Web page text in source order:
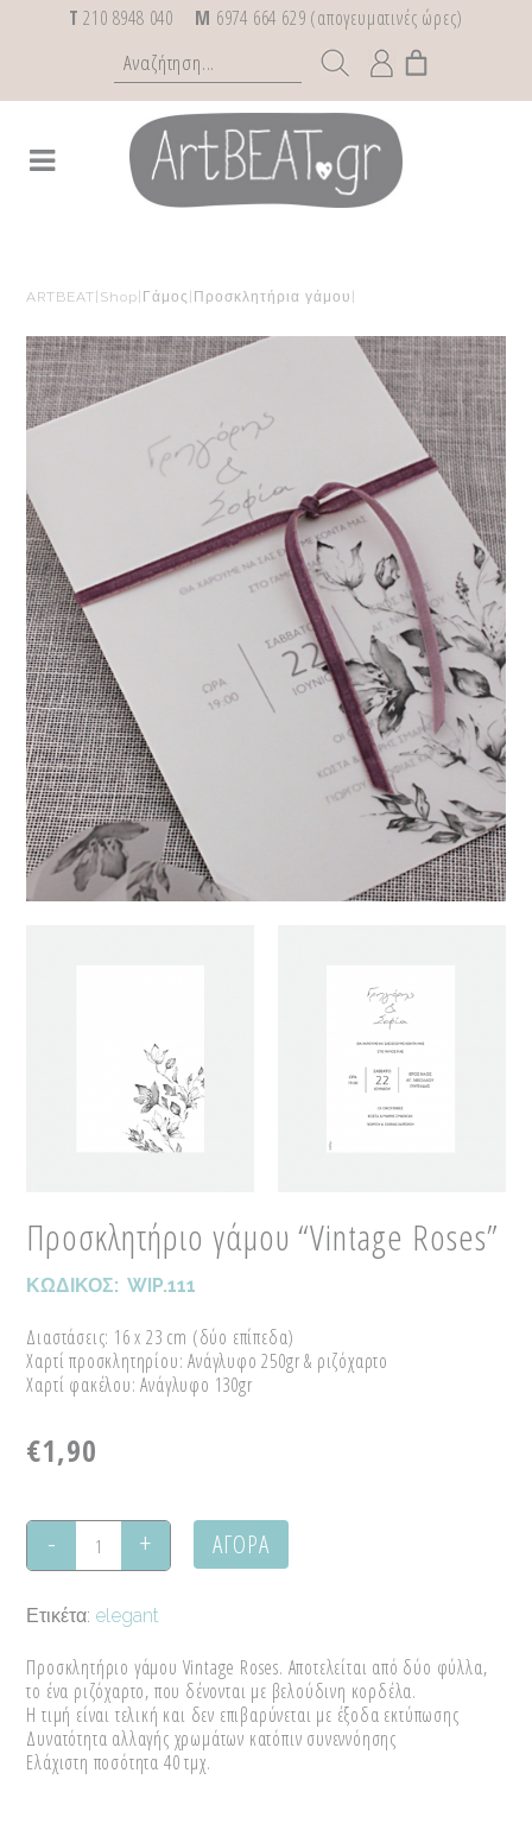
T 210 8948 040 M 6974 664 629 (απογευματινές ώρες)
ARTBEAT Shop Γάμος Προσκλητήρια γάμου
Προσκλητήριο γάμου “Vintage Roses”
ΚΩΔΙΚΟΣ: WIP.111
Διαστάσεις: 16 x 23 cm (δύο επίπεδα)
Χαρτί προσκλητηρίου: Ανάγλυφο 250gr & ριζόχαρτο
Χαρτί φακέλου: Ανάγλυφο 130gr
€1,90
Προσκλητήριο
Roses"
quantity
ΑΓΟΡΑ
Ετικέτα: elegant
Προσκλητήριο γάμου Vintage Roses. Αποτελείται από δύο φύλλα,
το ένα ριζόχαρτο, που δένονται με βελούδινη κορδέλα.
Η τιμή είναι τελική και δεν επιβαρύνεται με έξοδα εκτύπωσης
Δυνατότητα αλλαγής χρωμάτων κατόπιν συνεννόησης
Ελάχιστη ποσότητα 40 τμχ.